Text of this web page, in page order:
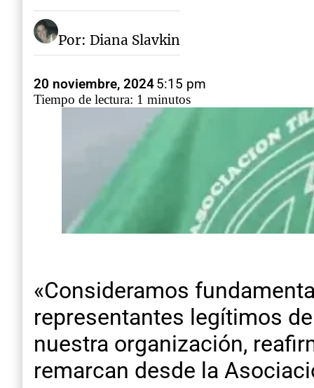
Por: Diana Slavkin
20 noviembre, 20245:15 pm
Tiempo de lectura: 1 minutos
«Consideramos
representantes legítimos
nuestra organización,
remarcan desde la